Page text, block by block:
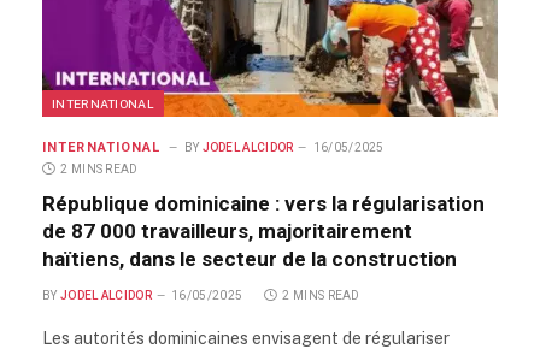
INTERNATIONAL
INTERNATIONAL BY JODEL ALCIDOR
16/05/2025
2 MINS READ
République dominicaine : vers la régularisation
de 87 000 travailleurs, majoritairement
haïtiens, dans le secteur de la construction
BY JODEL ALCIDOR 16/05/2025 2 MINS READ
Les autorités dominicaines envisagent de régulariser